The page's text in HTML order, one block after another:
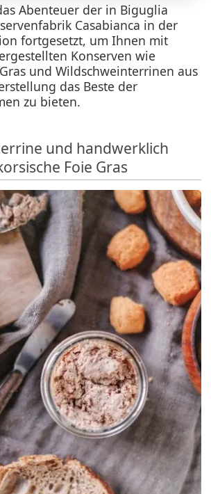
Abenteuer der in Biguglia
Casabianca in der
fortgesetzt, um Ihnen mit
Konserven wie
und Wildschweinterrinen aus
das Beste der
zu bieten.
und handwerklich
Foie Gras